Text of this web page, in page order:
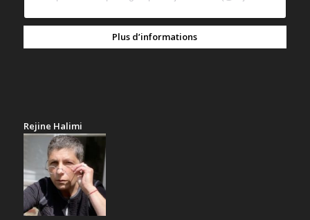
Plus d’informations
Rejine Halimi